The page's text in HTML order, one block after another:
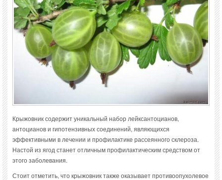
Крыжовник содержит уникальный набор лейксантоцианов,
антоцианов и гипотензивных соединений, являющихся
эффективными в лечении и профилактике рассеянного склероза.
Настой из ягод станет отличным профилактическим средством от
этого заболевания.
Стоит отметить, что крыжовник также оказывает противоопухолевое